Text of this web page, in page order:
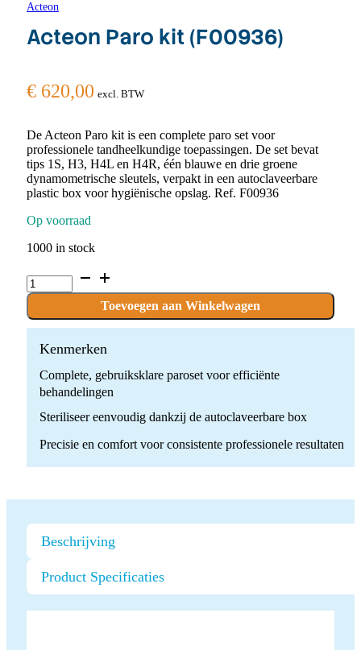
Acteon
Acteon Paro kit (F00936)
€ 620,00 excl. BTW
De Acteon Paro kit is een complete paro set voor
professionele tandheelkundige toepassingen. De set bevat
tips 1S, H3, H4L en H4R, één blauwe en drie groene
dynamometrische sleutels, verpakt in een autoclaveerbare
plastic box voor hygiënische opslag. Ref. F00936
Op voorraad
1000 in stock
Acteon
Paro
(F00936)
quantity
Toevoegen aan Winkelwagen
Kenmerken
Complete, gebruiksklare paroset voor efficiënte
behandelingen
Steriliseer eenvoudig dankzij de autoclaveerbare box
Precisie en comfort voor consistente professionele resultaten
Beschrijving
Product Specificaties